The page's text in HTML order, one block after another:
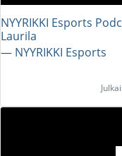
NYYRIKKI Esports
Laurila
― NYYRIKKI Esports